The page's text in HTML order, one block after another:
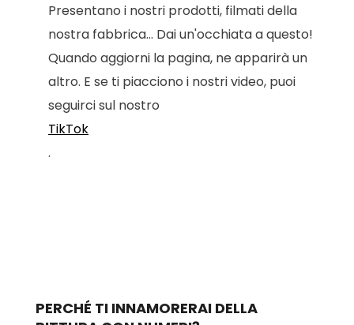
Presentano i nostri prodotti, filmati della
nostra fabbrica... Dai un'occhiata a questo!
Quando aggiorni la pagina, ne apparirà un
altro. E se ti piacciono i nostri video, puoi
seguirci sul nostro
TikTok
.
PERCHÉ TI INNAMORERAI DELLA